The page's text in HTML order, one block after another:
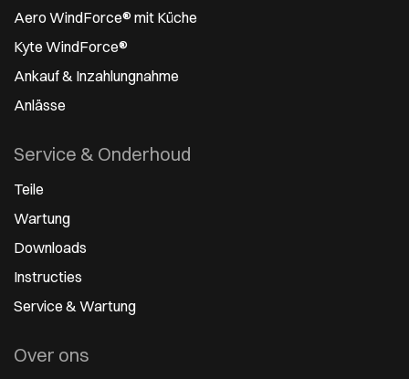
Aero WindForce® mit Küche
Kyte WindForce®
Ankauf & Inzahlungnahme
Anlässe
Service & Onderhoud
Teile
Wartung
Downloads
Instructies
Service & Wartung
Over ons